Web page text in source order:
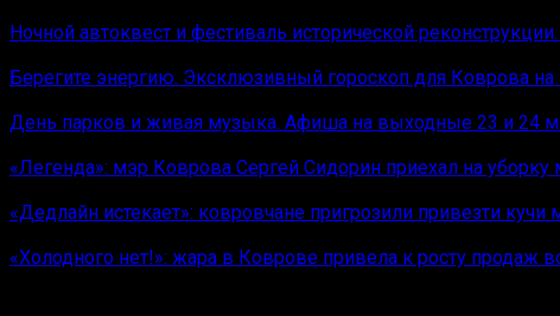
Ночной автоквест и фестиваль исторической
Берегите энергию. Эксклюзивный гороскоп для Коврова
День парков и живая музыка. Афиша на выходные 23 и 24
«Легенда»: мэр Коврова Сергей Сидорин приехал на
«Дедлайн истекает»: ковровчане пригрозили привезти
«Холодного нет!»: жара в Коврове привела к росту продаж